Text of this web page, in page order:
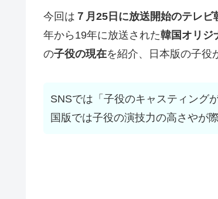
今回は ７月25日に放送開始のテレビ
年から19年に放送された韓国オリジ
の子役の現在を紹介、日本版の子役
SNSでは「子役のキャスティング
国版では子役の演技力の高さやが